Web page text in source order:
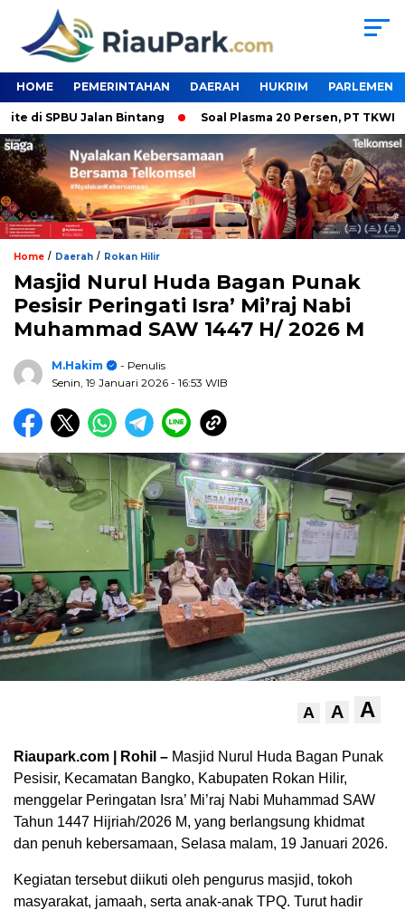
HOME PEMERINTAHAN DAERAH HUKRIM PARLEMEN
SPBU Jalan Bintang Soal Plasma 20 Persen, PT TKWL Tak
Home / Daerah / Rokan Hilir
Masjid Nurul Huda Bagan Punak
Pesisir Peringati Isra’ Mi’raj Nabi
Muhammad SAW 1447 H/ 2026 M
M.Hakim
- Penulis
Senin, 19 Januari 2026 - 16:53 WIB
A A A
Riaupark.com | Rohil – Masjid Nurul Huda Bagan Punak
Pesisir, Kecamatan Bangko, Kabupaten Rokan Hilir,
menggelar Peringatan Isra’ Mi’raj Nabi Muhammad SAW
Tahun 1447 Hijriah/2026 M, yang berlangsung khidmat
dan penuh kebersamaan, Selasa malam, 19 Januari 2026.
Kegiatan tersebut diikuti oleh pengurus masjid, tokoh
masyarakat, jamaah, serta anak-anak TPQ. Turut hadir